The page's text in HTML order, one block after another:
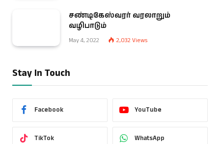
சண்டிகேஸ்வரர் வரலாறும்
வழிபாடும்
May 4, 2022 2,032 Views
Stay In Touch
Facebook YouTube
TikTok WhatsApp